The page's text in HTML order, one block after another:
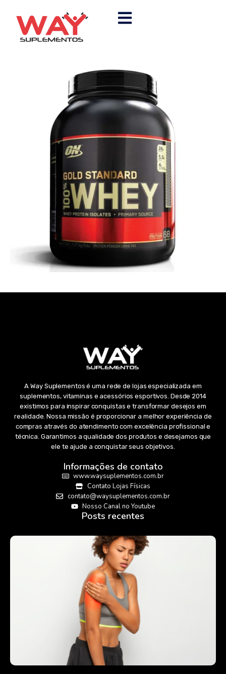
A Way Suplementos é uma rede de lojas especializada em
suplementos, vitaminas e acessórios esportivos. Desde 2014
existimos para inspirar conquistas e transformar desejos em
realidade. Nossa missão é proporcionar a melhor experiência de
compras através do atendimento com excelência profissional e
técnica. Garantimos a qualidade dos produtos e desejamos que
ele te ajude a conquistar seus objetivos.
Informações de contato
www.waysuplementos.com.br
Contato Lojas Físicas
contato@waysuplementos.com.br
Nosso Canal no Youtube
Posts recentes